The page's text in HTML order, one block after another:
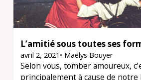
L’amitié sous toutes ses
avril 2, 2021 • Maëlys Bouyer
Selon vous, tomber amoureux,
principalement à cause de notre